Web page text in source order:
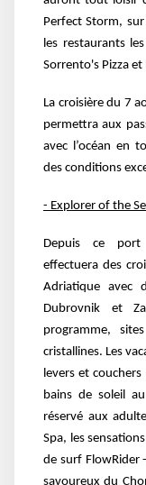
Perfect Storm,
les restaurants
Sorrento's Pizza et
La croisière du 7
permettra aux
avec l’océan en
des conditions
- Explorer of the
Depuis ce port
effectuera des
Adriatique avec
Dubrovnik et
programme,
cristallines. Les
levers et
bains de soleil
réservé aux
Spa, les
de surf FlowRider
savoureux du